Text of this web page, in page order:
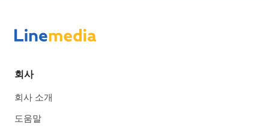
회사
회사 소개
도움말